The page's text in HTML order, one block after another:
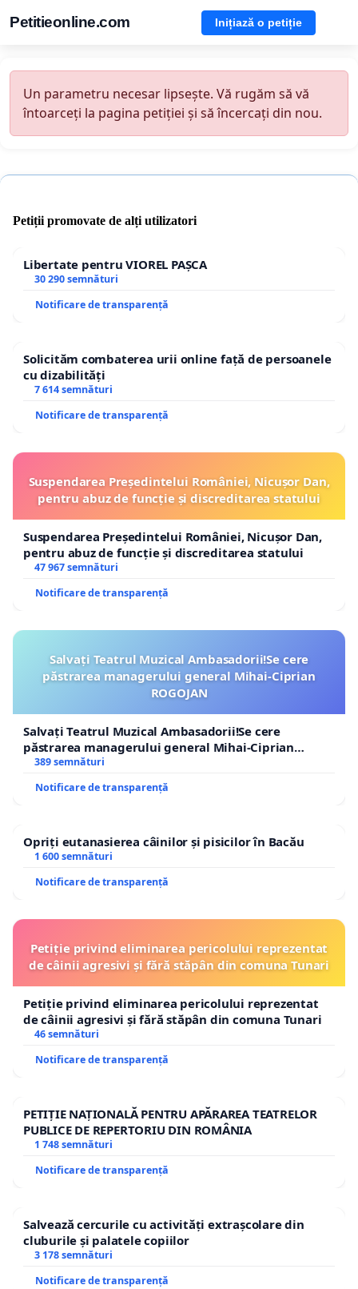
Petitieonline.com Inițiază o petiție
Un parametru necesar lipsește. Vă rugăm să vă
întoarceți la pagina petiției și să încercați din nou.
Petiții promovate de alți utilizatori
Libertate pentru VIOREL PAȘCA
30 290 semnături
Notificare de transparență
Solicităm combaterea urii online față de persoanele
cu dizabilități
7 614 semnături
Notificare de transparență
Suspendarea Președintelui României, Nicușor Dan,
pentru abuz de funcție și discreditarea statului
Suspendarea Președintelui României, Nicușor Dan,
pentru abuz de funcție și discreditarea statului
47 967 semnături
Notificare de transparență
Salvați Teatrul Muzical Ambasadorii!Se cere
păstrarea managerului general Mihai-Ciprian
ROGOJAN
Salvați Teatrul Muzical Ambasadorii!Se cere
păstrarea managerului general Mihai-Ciprian
ROGOJAN
389 semnături
Notificare de transparență
Opriți eutanasierea câinilor și pisicilor în Bacău
1 600 semnături
Notificare de transparență
Petiție privind eliminarea pericolului reprezentat
de câinii agresivi și fără stăpân din comuna Tunari
Petiție privind eliminarea pericolului reprezentat
de câinii agresivi și fără stăpân din comuna Tunari
46 semnături
Notificare de transparență
PETIȚIE NAȚIONALĂ PENTRU APĂRAREA TEATRELOR
PUBLICE DE REPERTORIU DIN ROMÂNIA
1 748 semnături
Notificare de transparență
Salvează cercurile cu activități extrașcolare din
cluburile și palatele copiilor
3 178 semnături
Notificare de transparență